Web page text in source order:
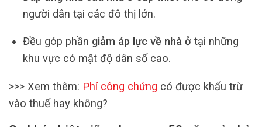
người dân tại các đô thị lớn.
Đều góp phần giảm áp lực về nhà ởtại những
khu vực có mật độ dân số cao.
>>> Xem thêm: Phí công chứng có được khấu trừ
vào thuế hay không?